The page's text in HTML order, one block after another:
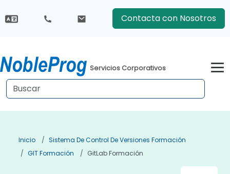
Contacta con Nosotros
Servicios Corporativos
Inicio
Sistema De Control De Versiones Formación
GIT Formación
GitLab Formación